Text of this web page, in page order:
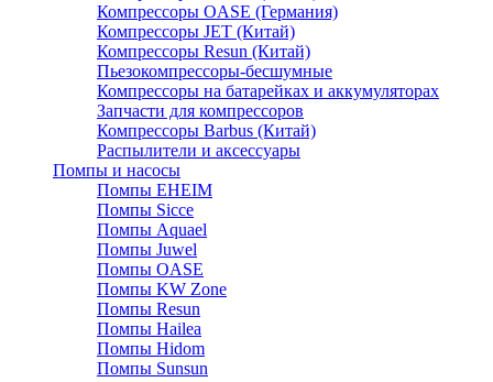
Компрессоры OASE (Германия)
Компрессоры JET (Китай)
Компрессоры Resun (Китай)
Пьезокомпрессоры-бесшумные
Компрессоры на батарейках и аккумуляторах
Запчасти для компрессоров
Компрессоры Barbus (Китай)
Распылители и аксессуары
Помпы и насосы
Помпы EHEIM
Помпы Sicce
Помпы Aquael
Помпы Juwel
Помпы OASE
Помпы KW Zone
Помпы Resun
Помпы Hailea
Помпы Hidom
Помпы Sunsun